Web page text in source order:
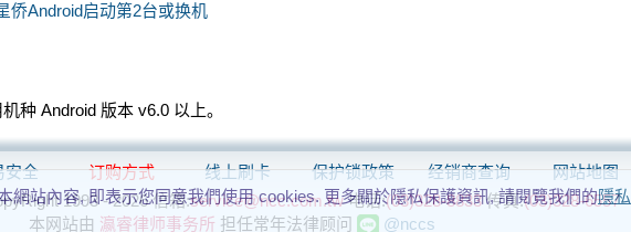
侨Android启动第2台或换机
种 Android 版本 v6.0 以上。
安全 订购方式 线上刷卡 保护锁政策 经销商查询
网站地图
1993 - 2026 信箱:service@ncc.com.tw电话:(03)328-8833传真:(03)328-6557
本网站由 瀛睿律师事务所 担任常年法律顾问 @nccs
站內容, 即表示您同意我們使用 cookies. 更多關於隱私保護資訊, 請閱覽我們的隱私